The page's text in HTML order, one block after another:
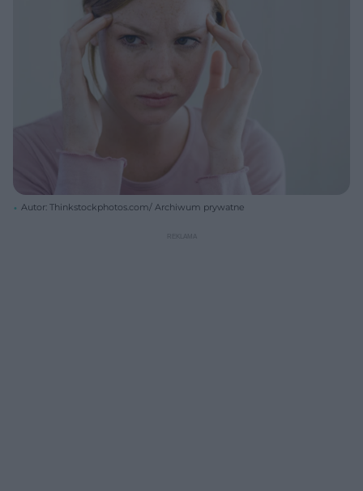
Autor: Thinkstockphotos.com/ Archiwum prywatne